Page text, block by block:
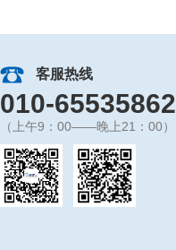
客服热线
010-65535862
（上午9：00——晚上21：00）